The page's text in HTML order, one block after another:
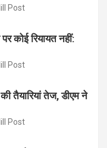
Post
कोई रियायत नहीं:
Post
तैयारियां तेज, डीएम ने
Post